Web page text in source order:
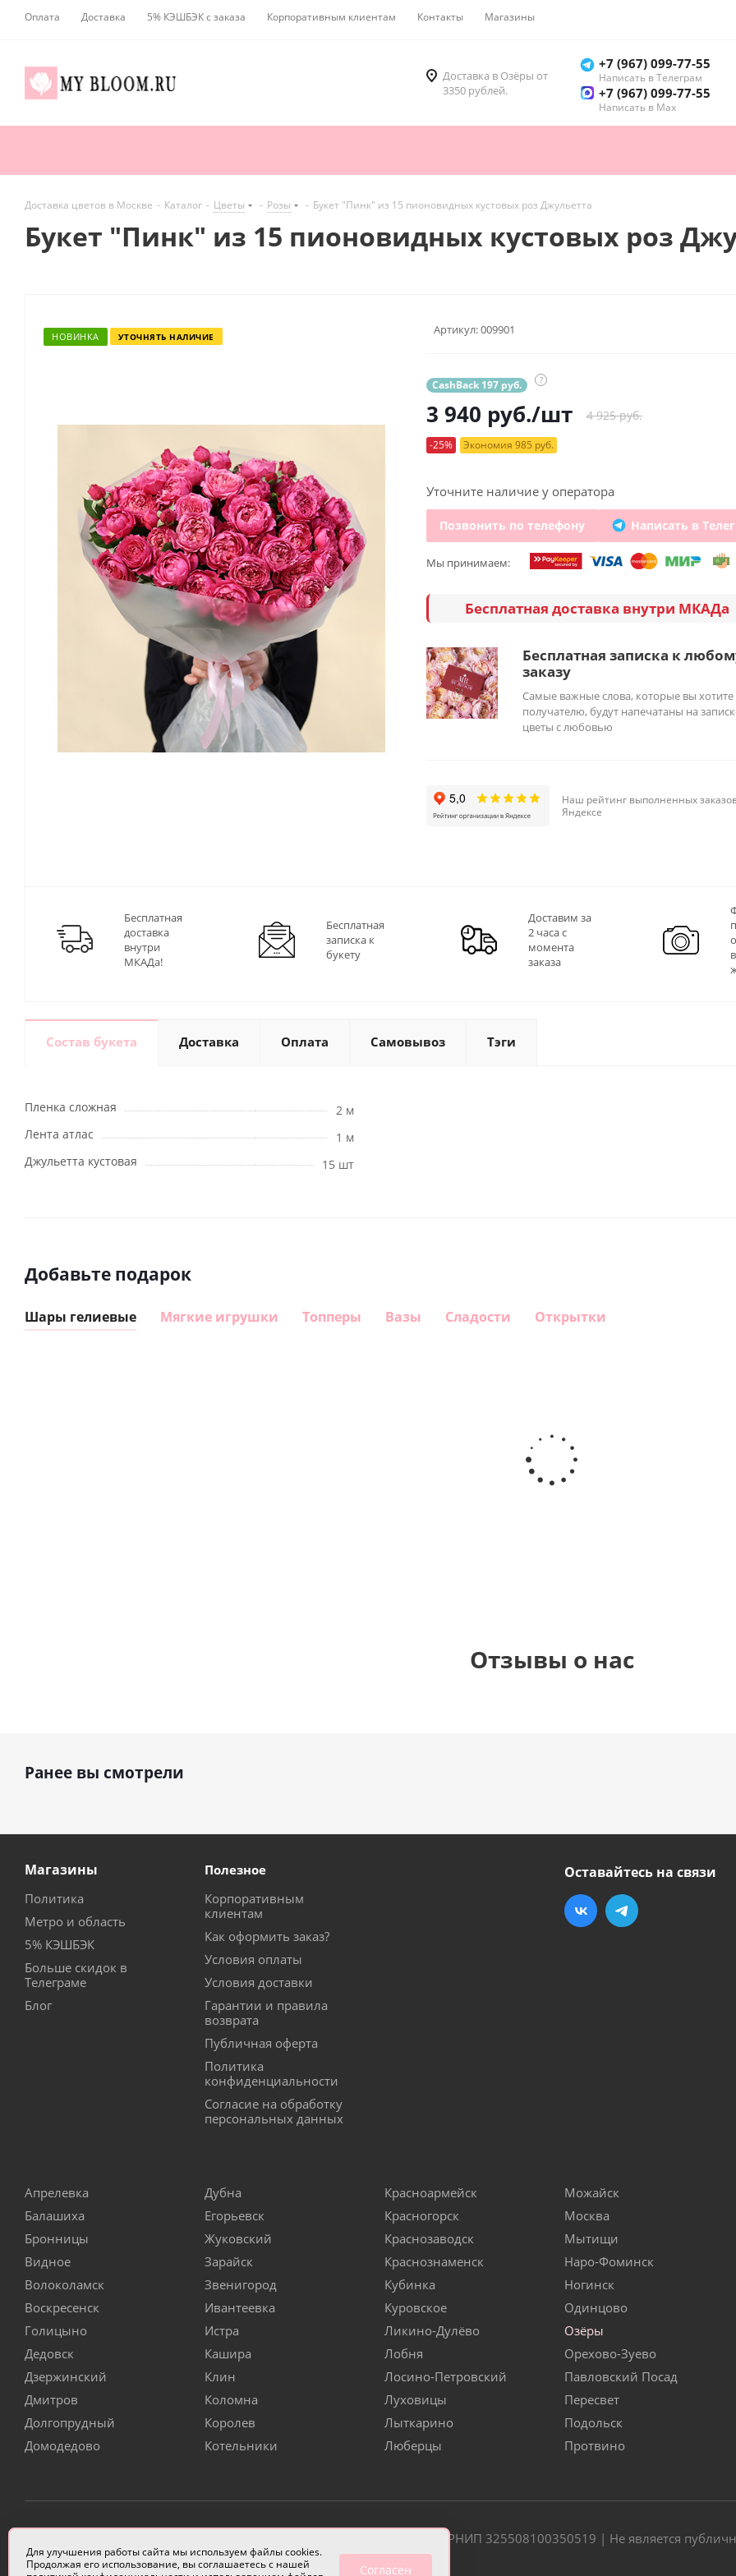
Оплата Доставка 5% КЭШБЭК с заказа Корпоративным клиентам Контакты Магазины
Доставка в Озёры от
3350 рублей.
+7 (967) 099-77-55
Написать в Телеграм
+7 (967) 099-77-55
Написать в Мах
Доставка цветов в Москве - Каталог - Цветы - Розы - Букет "Пинк" из 15 пионовидных кустовых роз Джульетта
Букет "Пинк" из 15 пионовидных кустовых роз
НОВИНКА УТОЧНЯТЬ НАЛИЧИЕ
Артикул:009901
CashBack 197 руб. ?
3 940 руб./шт 4 925 руб.
-25% Экономия 985 руб.
Уточните наличие у оператора
Позвонить по телефону Написать в
Мы принимаем:
Бесплатная доставка внутри МКАДа
Бесплатная записка к
заказу
Самые важные слова, которые вы хотите
получателю, будут напечатаны на
цветы с любовью
Наш рейтинг выполненных
Яндексе
Бесплатная
доставка
внутри
МКАДа!
Бесплатная
записка к
букету
Доставим за
2 часа с
момента
заказа
Состав букета Доставка Оплата Самовывоз Тэги
Пленка сложная
2 м
Лента атлас
1 м
Джульетта кустовая
15 шт
Добавьте подарок
Шары гелиевые Мягкие игрушки Топперы Вазы Сладости Открытки
гелиевый
цифра 1
(40х102
Отзывы о нас
Ранее вы смотрели
Магазины
Политика
Метро и область
5% КЭШБЭК
Больше скидок в
Телеграме
Блог
Полезное
Корпоративным
клиентам
Как оформить заказ?
Условия оплаты
Условия доставки
Гарантии и правила
возврата
Публичная оферта
Политика
конфиденциальности
Согласие на обработку
персональных данных
Оставайтесь на связи
Апрелевка
Балашиха
Бронницы
Видное
Волоколамск
Воскресенск
Голицыно
Дедовск
Дзержинский
Дмитров
Долгопрудный
Домодедово
Дубна
Егорьевск
Жуковский
Зарайск
Звенигород
Ивантеевка
Истра
Кашира
Клин
Коломна
Королев
Котельники
Красноармейск
Красногорск
Краснозаводск
Краснознаменск
Кубинка
Куровское
Ликино-Дулёво
Лобня
Лосино-Петровский
Луховицы
Лыткарино
Люберцы
Можайск
Москва
Мытищи
Наро-Фоминск
Ногинск
Одинцово
Озёры
Орехово-Зуево
Павловский Посад
Пересвет
Подольск
Протвино
ИП Чулкова Анастасия Александровна ИНН 331405822720 | ОГРН/ОГРНИП 325508100350519 | Не является
Для улучшения работы сайта мы используем файлы cookies.
Продолжая его использование, вы соглашаетесь с нашей
Согласен